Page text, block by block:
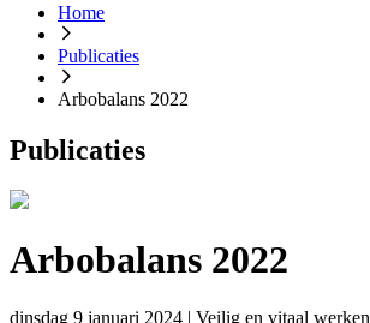
Home
Publicaties
Arbobalans 2022
Publicaties
Arbobalans 2022
dinsdag 9 januari 2024 | Veilig en vitaal werken